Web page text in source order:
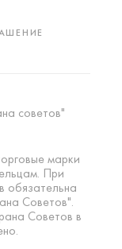
советов"
марки
При
обязательна
Советов".
Советов в